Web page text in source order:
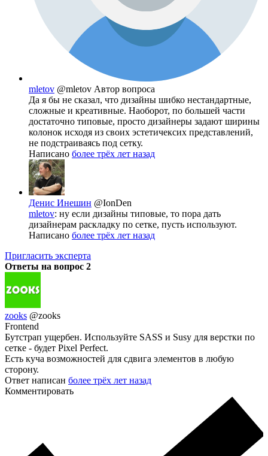
mletov @mletov Автор вопроса
Да я бы не сказал, что дизайны шибко нестандартные,
сложные и креативные. Наоборот, по большей части
достаточно типовые, просто дизайнеры задают ширины
колонок исходя из своих эстетичексих представлений,
не подстраиваясь под сетку.
Написано более трёх лет назад
Денис Инешин @IonDen
mletov: ну если дизайны типовые, то пора дать
дизайнерам раскладку по сетке, пусть используют.
Написано более трёх лет назад
Пригласить эксперта
Ответы на вопрос 2
zooks @zooks
Frontend
Бутстрап ущербен. Используйте SASS и Susy для верстки по
сетке - будет Pixel Perfect.
Есть куча возможностей для сдвига элементов в любую
сторону.
Ответ написан более трёх лет назад
Комментировать